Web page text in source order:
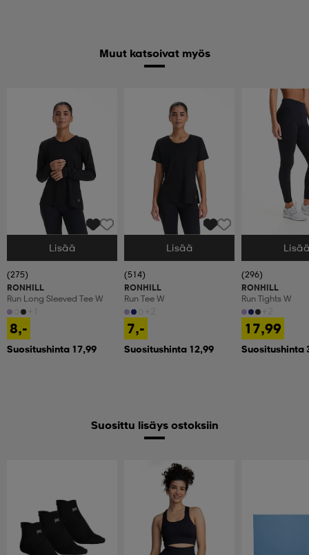
Muut katsoivat myös
Valitse Koko
Lisää
(275)
RONHILL
Run Long Sleeved Tee W
8,-
Suositushinta 17,99
Valitse Koko
Lisää
(514)
RONHILL
Run Tee W
7,-
Suositushinta 12,99
Valitse Koko
(296)
RONHILL
Run Tights W
17,99
Suositushinta
Suosittu lisäys ostoksiin